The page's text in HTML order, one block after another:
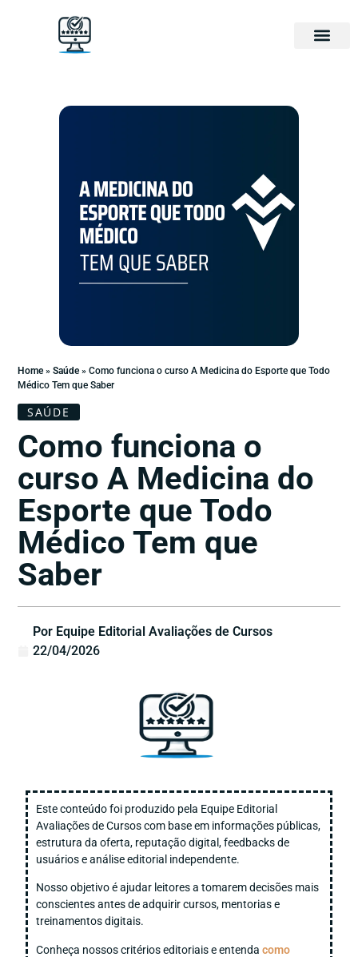
Home» Saúde» Como funciona o curso A Medicina do Esporte que Todo
Médico Tem que Saber
SAÚDE
Como funciona o
curso A Medicina do
Esporte que Todo
Médico Tem que
Saber
Por Equipe Editorial Avaliações de Cursos
22/04/2026
Este conteúdo foi produzido pela Equipe Editorial
Avaliações de Cursos com base em informações públicas,
estrutura da oferta, reputação digital, feedbacks de
usuários e análise editorial independente.
Nosso objetivo é ajudar leitores a tomarem decisões mais
conscientes antes de adquirir cursos, mentorias e
treinamentos digitais.
Conheça nossos critérios editoriais e entenda como